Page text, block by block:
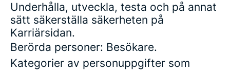
Underhålla, utveckla, testa och på annat
sätt säkerställa säkerheten på
Karriärsidan.
Berörda personer: Besökare.
Kategorier av personuppgifter som